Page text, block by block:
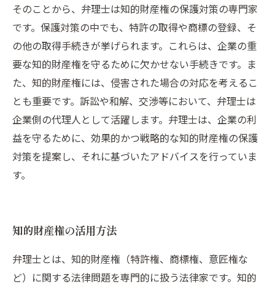
そのことから、弁理士は知的財産権の保護対策の専門家
です。保護対策の中でも、特許の取得や商標の登録、そ
の他の取得手続きが挙げられます。これらは、企業の重
要な知的財産権を守るために欠かせない手続きです。ま
た、知的財産権には、侵害された場合の対応を考えるこ
とも重要です。訴訟や和解、交渉等において、弁理士は
企業側の代理人として活躍します。弁理士は、企業の利
益を守るために、効果的かつ戦略的な知的財産権の保護
対策を提案し、それに基づいたアドバイスを行っていま
す。
知的財産権の活用方法
弁理士とは、知的財産権（特許権、商標権、意匠権な
ど）に関する法律問題を専門的に扱う法律家です。知的